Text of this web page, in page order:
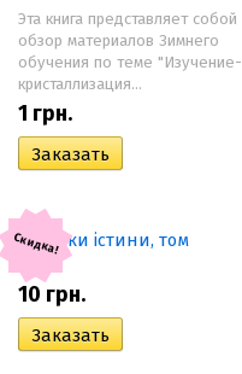
Эта книга представляет собой
обзор материалов Зимнего
обучения по теме "Изучение-
кристаллизация...
1 грн.
Скидка!
10 грн.